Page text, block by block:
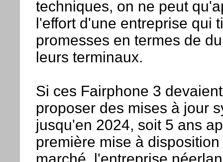
techniques, on ne peut
l'effort d'une entreprise qui
promesses en termes de
leurs terminaux.
Si ces Fairphone 3
proposer des mises à jour
jusqu'en 2024, soit 5 ans
première mise à